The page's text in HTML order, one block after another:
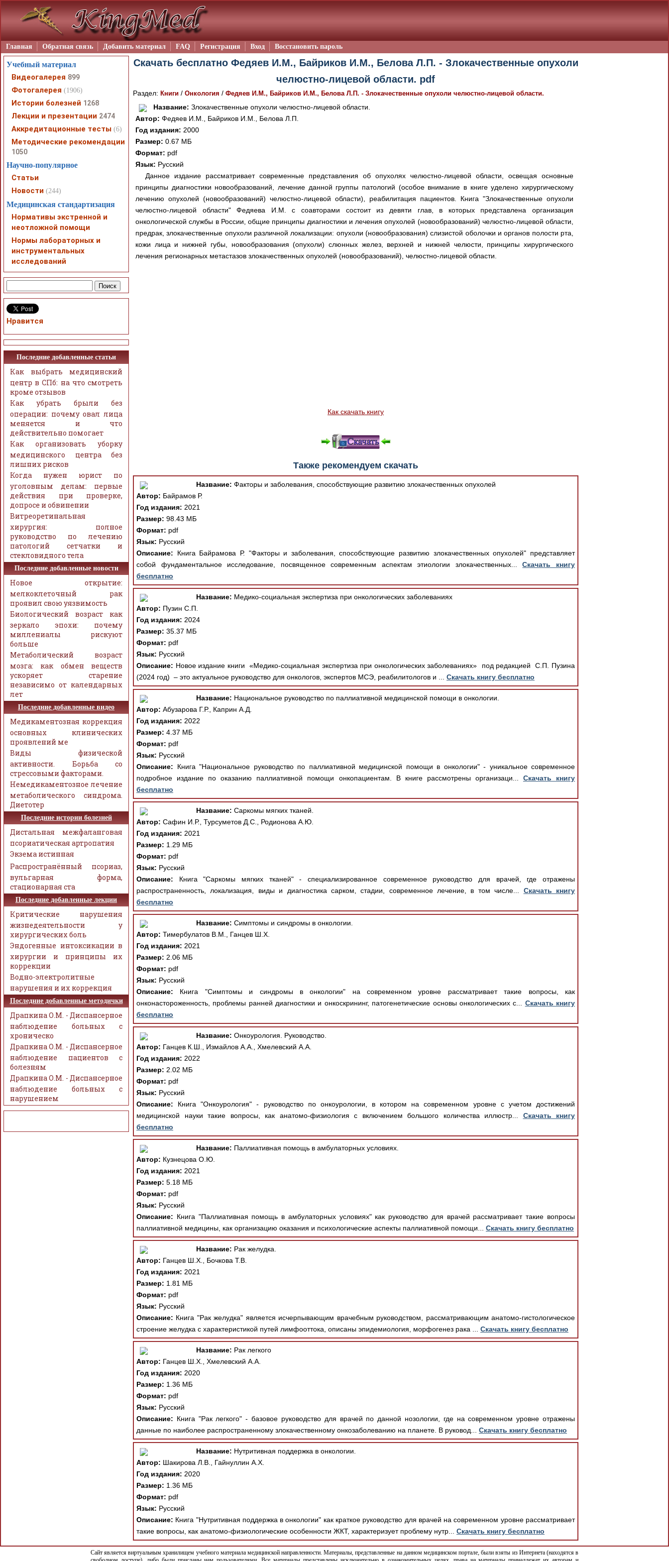
Главная Обратная связь Добавить материал FAQ Регистрация Вход Восстановить пароль
Скачать бесплатно Федяев И.М., Байриков И.М., Белова Л.П. - Злокачественные опухоли
челюстно-лицевой области. pdf
Раздел: Книги / Онкология / Федяев И.М., Байриков И.М., Белова Л.П. - Злокачественные опухоли челюстно-лицевой области.
Название: Злокачественные опухоли челюстно-лицевой области.
Автор: Федяев И.М., Байриков И.М., Белова Л.П.
Год издания: 2000
Размер: 0.67 МБ
Формат: pdf
Язык: Русский
Данное издание рассматривает современные представления об опухолях челюстно-лицевой области, освещая основные
принципы диагностики новообразований, лечение данной группы патологий (особое внимание в книге уделено хирургическому
лечению опухолей (новообразований) челюстно-лицевой области), реабилитация пациентов. Книга "Злокачественные опухоли
челюстно-лицевой области" Федяева И.М. с соавторами состоит из девяти глав, в которых представлена организация
онкологической службы в России, общие принципы диагностики и лечения опухолей (новообразований) челюстно-лицевой области,
предрак, злокачественные опухоли различной локализации: опухоли (новообразования) слизистой оболочки и органов полости рта,
кожи лица и нижней губы, новообразования (опухоли) слюнных желез, верхней и нижней челюсти, принципы хирургического
лечения регионарных метастазов злокачественных опухолей (новообразований), челюстно-лицевой области.
Как скачать книгу
Также рекомендуем скачать
Название: Факторы и заболевания, способствующие развитию злокачественных опухолей
Автор: Байрамов Р.
Год издания: 2021
Размер: 98.43 МБ
Формат: pdf
Язык: Русский
Описание: Книга Байрамова Р. "Факторы и заболевания, способствующие развитию злокачественных опухолей" представляет
собой фундаментальное исследование, посвященное современным аспектам этиологии злокачественных...Скачать книгу
бесплатно
Название: Медико-социальная экспертиза при онкологических заболеваниях
Автор: Пузин С.П.
Год издания: 2024
Размер: 35.37 МБ
Формат: pdf
Язык: Русский
Описание: Новое издание книги «Медико-социальная экспертиза при онкологических заболеваниях» под редакцией С.П. Пузина
(2024 год) – это актуальное руководство для онкологов, экспертов МСЭ, реабилитологов и ... Скачать книгу бесплатно
Название: Национальное руководство по паллиативной медицинской помощи в онкологии.
Автор: Абузарова Г.Р., Каприн А.Д.
Год издания: 2022
Размер: 4.37 МБ
Формат: pdf
Язык: Русский
Описание: Книга "Национальное руководство по паллиативной медицинской помощи в онкологии" - уникальное современное
подробное издание по оказанию паллиативной помощи онкопациентам. В книге рассмотрены организаци... Скачать книгу
бесплатно
Название: Саркомы мягких тканей.
Автор: Сафин И.Р., Турсуметов Д.С., Родионова А.Ю.
Год издания: 2021
Размер: 1.29 МБ
Формат: pdf
Язык: Русский
Описание: Книга "Саркомы мягких тканей" - специализированное современное руководство для врачей, где отражены
распространенность, локализация, виды и диагностика сарком, стадии, современное лечение, в том числе... Скачать книгу
бесплатно
Название: Симптомы и синдромы в онкологии.
Автор: Тимербулатов В.М., Ганцев Ш.Х.
Год издания: 2021
Размер: 2.06 МБ
Формат: pdf
Язык: Русский
Описание: Книга "Симптомы и синдромы в онкологии" на современном уровне рассматривает такие вопросы, как
онконастороженность, проблемы ранней диагностики и онкоскрининг, патогенетические основы онкологических с... Скачать книгу
бесплатно
Название: Онкоурология. Руководство.
Автор: Ганцев К.Ш., Измайлов А.А., Хмелевский А.А.
Год издания: 2022
Размер: 2.02 МБ
Формат: pdf
Язык: Русский
Описание: Книга "Онкоурология" - руководство по онкоурологии, в котором на современном уровне с учетом достижений
медицинской науки такие вопросы, как анатомо-физиология с включением большого количества иллюстр... Скачать книгу
бесплатно
Название: Паллиативная помощь в амбулаторных условиях.
Автор: Кузнецова О.Ю.
Год издания: 2021
Размер: 5.18 МБ
Формат: pdf
Язык: Русский
Описание: Книга "Паллиативная помощь в амбулаторных условиях" как руководство для врачей рассматривает такие вопросы
паллиативной медицины, как организацию оказания и психологические аспекты паллиативной помощи... Скачать книгу бесплатно
Название: Рак желудка.
Автор: Ганцев Ш.Х., Бочкова Т.В.
Год издания: 2021
Размер: 1.81 МБ
Формат: pdf
Язык: Русский
Описание: Книга "Рак желудка" является исчерпывающим врачебным руководством, рассматривающим анатомо-гистологическое
строение желудка с характеристикой путей лимфооттока, описаны эпидемиология, морфогенез рака ... Скачать книгу бесплатно
Название: Рак легкого
Автор: Ганцев Ш.Х., Хмелевский А.А.
Год издания: 2020
Размер: 1.36 МБ
Формат: pdf
Язык: Русский
Описание: Книга "Рак легкого" - базовое руководство для врачей по данной нозологии, где на современном уровне отражены
данные по наиболее распространенному злокачественному онкозаболеванию на планете. В руковод... Скачать книгу бесплатно
Название: Нутритивная поддержка в онкологии.
Автор: Шакирова Л.В., Гайнуллин А.Х.
Год издания: 2020
Размер: 1.36 МБ
Формат: pdf
Язык: Русский
Описание: Книга "Нутритивная поддержка в онкологии" как краткое руководство для врачей на современном уровне рассматривает
такие вопросы, как анатомо-физиологические особенности ЖКТ, характеризует проблему нутр... Скачать книгу бесплатно
Учебный материал
Видеогалерея 899
Фотогалерея (1906)
Истории болезней 1268
Лекции и презентации 2474
Аккредитационные тесты (6)
Методические рекомендации
1050
Научно-популярное
Статьи
Новости (244)
Медицинская стандартизация
Нормативы экстренной и
неотложной помощи
Нормы лабораторных и
инструментальных
исследований
Нравится
Последние добавленные статьи
Как выбрать медицинский
центр в СПб: на что смотреть
кроме отзывов
Как убрать брыли без
операции: почему овал лица
меняется и что
действительно помогает
Как организовать уборку
медицинского центра без
лишних рисков
Когда нужен юрист по
уголовным делам: первые
действия при проверке,
допросе и обвинении
Витреоретинальная
хирургия: полное
руководство по лечению
патологий сетчатки и
стекловидного тела
Последние добавленные новости
Новое открытие:
мелкоклеточный рак
проявил свою уязвимость
Биологический возраст как
зеркало эпохи: почему
миллениалы рискуют
больше
Метаболический возраст
мозга: как обмен веществ
ускоряет старение
независимо от календарных
лет
Последние добавленные видео
Медикаментозная коррекция
основных клинических
проявлений ме
Виды физической
активности. Борьба со
стрессовыми факторами.
Немедикаментозное лечение
метаболического синдрома.
Диетотер
Последние истории болезней
Дистальная межфаланговая
псориатическая артропатия
Экзема истинная
Распространённый псориаз,
вульгарная форма,
стационарная ста
Последние добавленные лекции
Критические нарушения
жизнедеятельности у
хирургических боль
Эндогенные интоксикации в
хирургии и принципы их
коррекции
Водно-электролитные
нарушения и их коррекция
Последние добавленные методички
Драпкина О.М. - Диспансерное
наблюдение больных с
хроническо
Драпкина О.М. - Диспансерное
наблюдение пациентов с
болезням
Драпкина О.М. - Диспансерное
наблюдение больных с
нарушением
Сайт является виртуальным хранилищем учебного материала медицинской направленности. Материалы, представленные на данном медицинском портале, были взяты из Интернета (находятся в